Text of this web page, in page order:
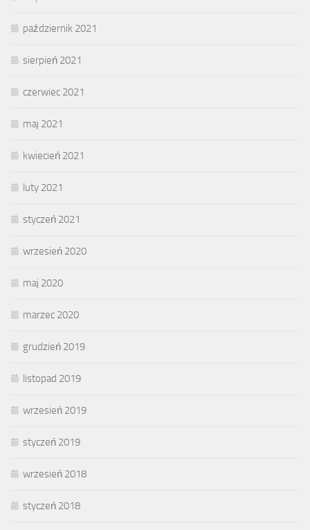
październik 2021
sierpień 2021
czerwiec 2021
maj 2021
kwiecień 2021
luty 2021
styczeń 2021
wrzesień 2020
maj 2020
marzec 2020
grudzień 2019
listopad 2019
wrzesień 2019
styczeń 2019
wrzesień 2018
styczeń 2018